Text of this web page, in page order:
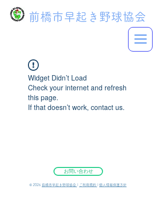
前橋市早起き野球協会
Widget Didn’t Load
Check your internet and refresh
this page.
If that doesn’t work, contact us.
お問い合わせ
©︎ 2026 前橋市早起き野球協会 ご利用規約 個人情報保護方針